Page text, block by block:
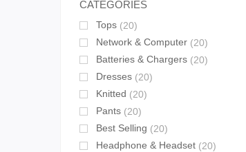
• บ้าน ที่ดิน & ผลิตภัณฑ์ของใช้
• แฟชั่น เครื่องประดับ
• กีฬาและ การเดินทาง
• ยานยนต์ & อุปกรณ์เสริม
CATEGORIES
Tops (20)
Network & Computer (20)
Batteries & Chargers (20)
Dresses (20)
Knitted (20)
Pants (20)
Best Selling (20)
Headphone & Headset (20)